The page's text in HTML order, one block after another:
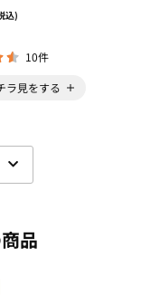
込)
10件
ラ見をする
品